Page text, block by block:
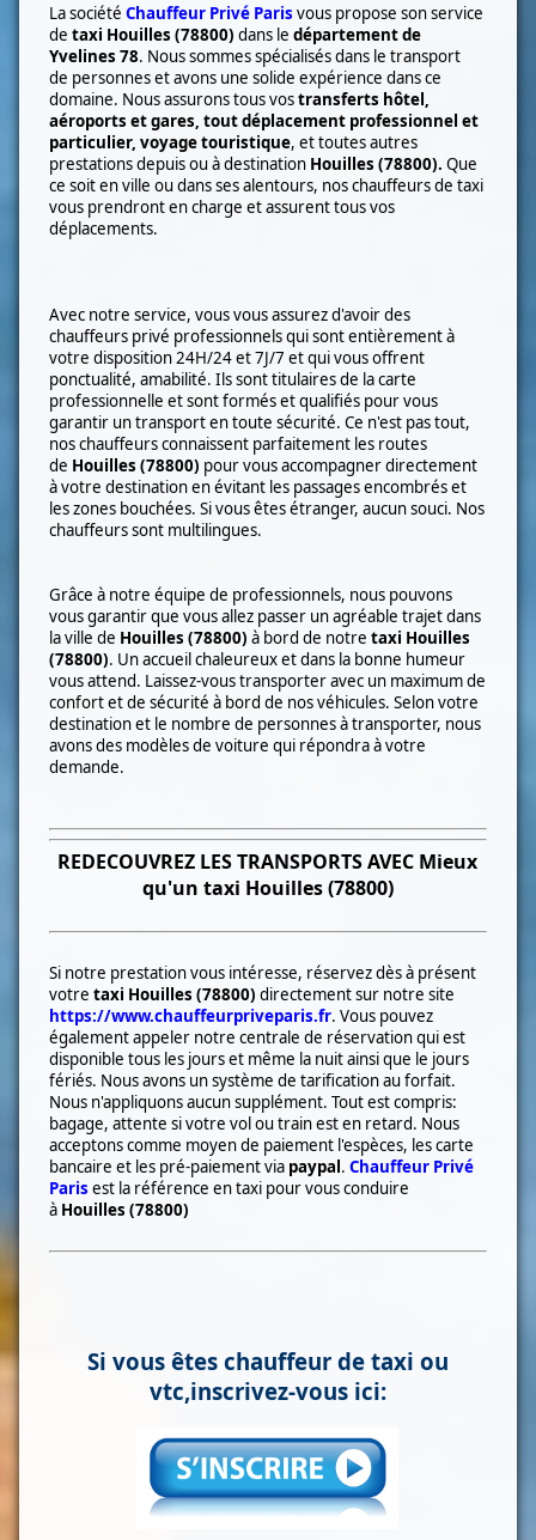
La société Chauffeur Privé Paris vous propose son service
de taxi Houilles (78800) dans ledépartement de
Yvelines 78. Nous sommes spécialisés dans le transport
de personnes et avons une solide expérience dans ce
domaine. Nous assurons tous vostransferts hôtel,
aéroports et gares, tout déplacement professionnel et
particulier, voyage touristique, et toutes autres
prestations depuis ou à destination Houilles (78800).Que
ce soit en ville ou dans ses alentours, nos chauffeurs de taxi
vous prendront en charge et assurent tous vos
déplacements.
Avec notre service, vous vous assurez d'avoir des
chauffeurs privé professionnels qui sont entièrement à
votre disposition 24H/24 et 7J/7 et qui vous offrent
ponctualité, amabilité. Ils sont titulaires de la carte
professionnelle et sont formés et qualifiés pour vous
garantir un transport en toute sécurité. Ce n'est pas tout,
nos chauffeurs connaissent parfaitement les routes
de Houilles (78800) pour vous accompagner directement
à votre destination en évitant les passages encombrés et
les zones bouchées. Si vous êtes étranger, aucun souci. Nos
chauffeurs sont multilingues.
Grâce à notre équipe de professionnels, nous pouvons
vous garantir que vous allez passer un agréable trajet dans
la ville de Houilles (78800) à bordde notretaxi Houilles
(78800). Un accueil chaleureux et dans la bonne humeur
vous attend. Laissez-vous transporter avec un maximum de
confort et de sécurité à bord de nos véhicules. Selon votre
destination et le nombre de personnes à transporter, nous
avons des modèles de voiture qui répondra à votre
demande.
REDECOUVREZ LES TRANSPORTS AVEC Mieux
qu'un taxi Houilles (78800)
Si notre prestation vous intéresse, réservez dès à présent
votretaxi Houilles (78800) directement sur notre site
https://www.chauffeurpriveparis.fr. Vous pouvez
également appeler notre centrale de réservation qui est
disponible tous les jours et même la nuit ainsi que le jours
fériés. Nous avons un système de tarification au forfait.
Nous n'appliquons aucun supplément. Tout est compris:
bagage, attente si votre vol ou train est en retard. Nous
acceptons comme moyen de paiement l'espèces, les carte
bancaire et les pré-paiement via paypal.Chauffeur Privé
Parisest la référence en taxi pour vous conduire
à Houilles (78800)
Si vous êtes chauffeur de taxi ou
vtc,inscrivez-vous ici: